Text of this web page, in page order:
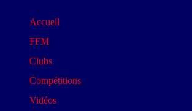
Accueil
FFM
Clubs
Compétitions
Vidéos